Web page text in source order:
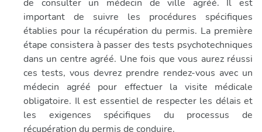
de consulter un médecin de ville agréé. Il est
important de suivre les procédures spécifiques
établies pour la récupération du permis. La première
étape consistera à passer des tests psychotechniques
dans un centre agréé. Une fois que vous aurez réussi
ces tests, vous devrez prendre rendez-vous avec un
médecin agréé pour effectuer la visite médicale
obligatoire. Il est essentiel de respecter les délais et
les exigences spécifiques du processus de
récupération du permis de conduire.